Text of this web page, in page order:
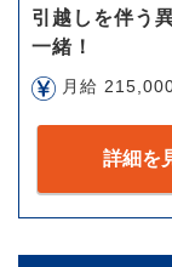
引越しを伴う
一緒！
月給
詳細を